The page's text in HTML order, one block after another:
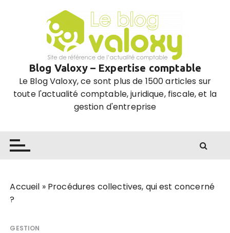
Blog Valoxy – Expertise comptable
Le Blog Valoxy, ce sont plus de 1500 articles sur
toute l'actualité comptable, juridique, fiscale, et la
gestion d'entreprise
Accueil » Procédures collectives, qui est concerné
?
GESTION